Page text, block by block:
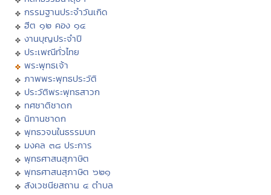
กรรมฐานประจำวันเกิด
ฮีต ๑๒ คอง ๑๔
งานบุญประจำปี
ประเพณีทั่วไทย
พระพุทธเจ้า
ภาพพระพุทธประวัติ
ประวัติพระพุทธสาวก
ทศชาติชาดก
นิทานชาดก
พุทธวจนในธรรมบท
มงคล ๓๘ ประการ
พุทธศาสนสุภาษิต
พุทธศาสนสุภาษิต ๖๒๑
สังเวชนียสถาน ๔ ตำบล